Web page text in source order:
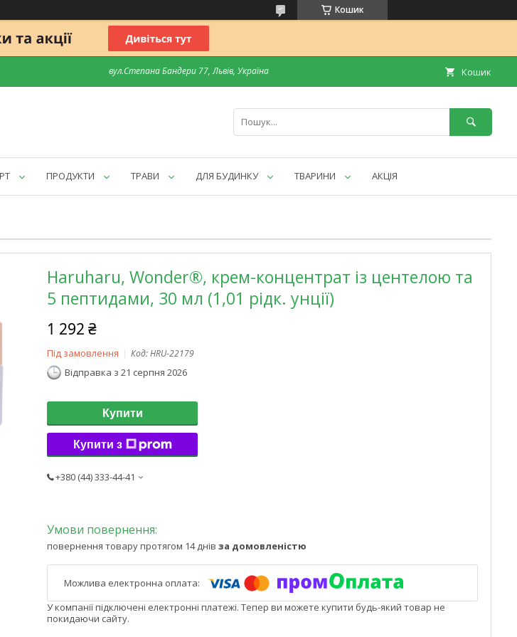
Кошик
вул.Степана Бандери 77, Львів, Україна Кошик
ПРОДУКТИ ТРАВИ ДЛЯ БУДИНКУ ТВАРИНИ АКЦІЯ
Haruharu, Wonder®, крем-концентрат із центелою та
5 пептидами, 30 мл (1,01 рідк. унції)
1 292 ₴
Під замовлення Код:HRU-22179
Відправка з 21 серпня 2026
Купити
Купити з
+380 (44) 333-44-41
повернення товару протягом 14 днів за домовленістю
У компанії підключені електронні платежі. Тепер ви можете купити будь-який товар не
покидаючи сайту.